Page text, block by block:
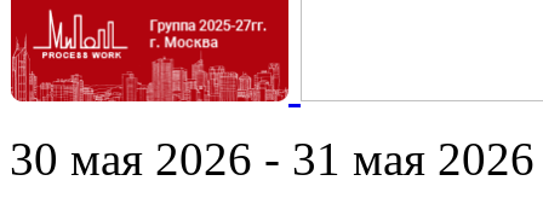
30 мая 2026 - 31 мая 2026